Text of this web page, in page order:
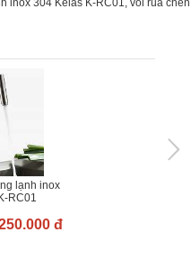
lạnh inox
RC01
đ